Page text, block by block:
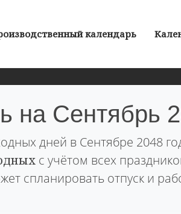
календарь
на Сентябрь
дней в Сентябре 2048
с учётом всех
спланировать отпуск и